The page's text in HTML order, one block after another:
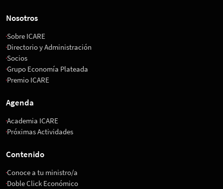
Nosotros
Sobre ICARE
Directorio y Administración
Socios
Grupo Economía Plateada
Premio ICARE
Agenda
Academia ICARE
Próximas Actividades
Contenido
Conoce a tu ministro/a
Doble Click Económico